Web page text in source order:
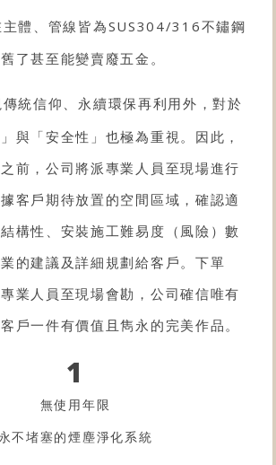
主體、管線皆為SUS304/316不鏽鋼
了甚至能變賣廢五金。
統信仰、永續環保再利用外，對於
與「安全性」也極為重視。因此，
前，公司將派專業人員至現場進行
客戶期待放置的空間區域，確認適
構性、安裝施工難易度（風險）數
的建議及詳細規劃給客戶。下單
業人員至現場會勘，公司確信唯有
戶一件有價值且雋永的完美作品。
1
無使用年限
永不堵塞的煙塵淨化系統